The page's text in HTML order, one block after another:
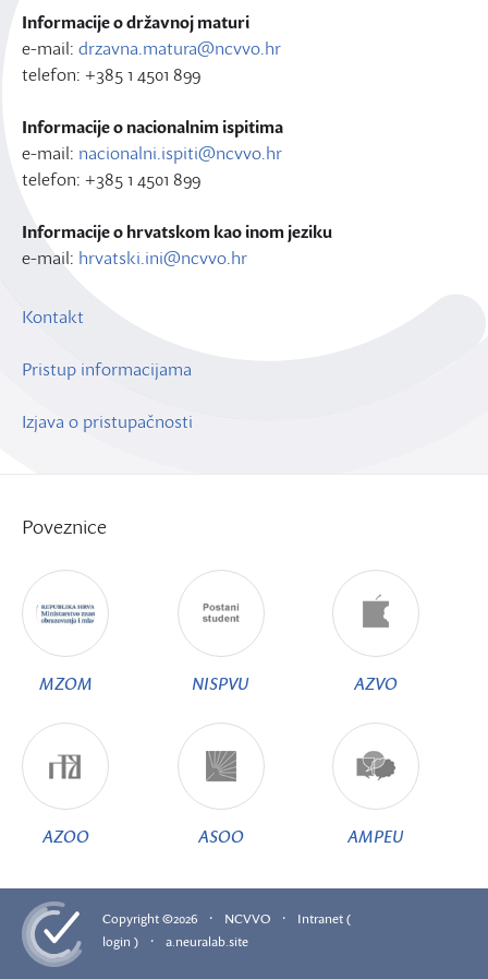
Informacije o državnoj maturi
e-mail: drzavna.matura@ncvvo.hr
telefon: +385 1 4501 899
Informacije o nacionalnim ispitima
e-mail: nacionalni.ispiti@ncvvo.hr
telefon: +385 1 4501 899
Informacije o hrvatskom kao inom jeziku
e-mail: hrvatski.ini@ncvvo.hr
Kontakt
Pristup informacijama
Izjava o pristupačnosti
Poveznice
MZOM NISPVU AZVO
AZOO ASOO AMPEU
Copyright ©2026 · NCVVO ·
Intranet (
login )
· a.neuralab.site